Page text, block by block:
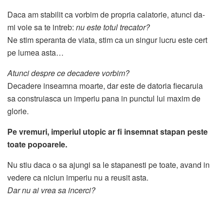
Daca am stabilit ca vorbim de propria calatorie, atunci da-
mi voie sa te intreb: nu este totul trecator?
Ne stim speranta de viata, stim ca un singur lucru este cert
pe lumea asta…
Atunci despre ce decadere vorbim?
Decadere inseamna moarte, dar este de datoria fiecaruia
sa construiasca un imperiu pana in punctul lui maxim de
glorie.
Pe vremuri, imperiul utopic ar fi insemnat stapan peste
toate popoarele.
Nu stiu daca o sa ajungi sa le stapanesti pe toate, avand in
vedere ca niciun imperiu nu a reusit asta.
Dar nu ai vrea sa incerci?